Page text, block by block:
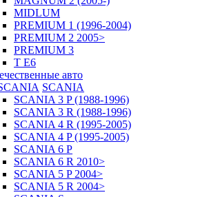
MIDLUM
PREMIUM 1 (1996-2004)
PREMIUM 2 2005>
PREMIUM 3
T E6
авто
SCANIA
SCANIA 3 P (1988-1996)
SCANIA 3 R (1988-1996)
SCANIA 4 R (1995-2005)
SCANIA 4 P (1995-2005)
SCANIA 6 P
SCANIA 6 R 2010>
SCANIA 5 P 2004>
SCANIA 5 R 2004>